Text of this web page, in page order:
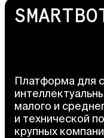
Платформа для
малого и
и технической
крупных